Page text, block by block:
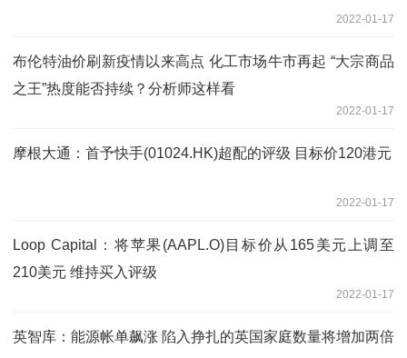
2022-01-17
布伦特油价刷新疫情以来高点 化工市场牛市再起 “大宗商品
之王”热度能否持续？分析师这样看
2022-01-17
摩根大通：首予快手(01024.HK)超配的评级 目标价120港元
2022-01-17
Loop Capital：将苹果(AAPL.O)目标价从165美元上调至
210美元 维持买入评级
2022-01-17
英智库：能源帐单飙涨 陷入挣扎的英国家庭数量将增加两倍